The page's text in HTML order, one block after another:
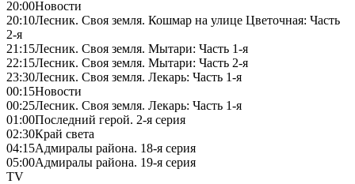
20:00Новости
20:10Лесник. Своя земля. Кошмар на улице Цветочная: Часть
2-я
21:15Лесник. Своя земля. Мытари: Часть 1-я
22:15Лесник. Своя земля. Мытари: Часть 2-я
23:30Лесник. Своя земля. Лекарь: Часть 1-я
00:15Новости
00:25Лесник. Своя земля. Лекарь: Часть 1-я
01:00Последний герой. 2-я серия
02:30Край света
04:15Адмиралы района. 18-я серия
05:00Адмиралы района. 19-я серия
TV